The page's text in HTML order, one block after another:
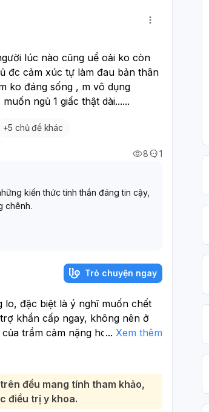
đi khám sớm là rất đúng và cần
lúc nào cũng uể oải ko còn
đc cảm xúc tự làm đau bản thân
ko đáng sống , m vô dụng
ngủ 1 giấc thật dài......
+5 chủ đề khác
8 1
kiến thức tinh thần đáng tin cậy,
chênh.
Trò chuyện ngay
lo, đặc biệt là ý nghĩ muốn chết
khẩn cấp ngay, không nên ở
trầm cảm nặng hoặc một rối
thân ngay bây giờ, hãy gọi cấp
Cấp cứu gần nhất ngay lập tức.
ở cạnh họ, và cất xa các vật có
phải chịu đựng một mình, và
... Xem thêm
đều mang tính tham khảo,
điều trị y khoa.